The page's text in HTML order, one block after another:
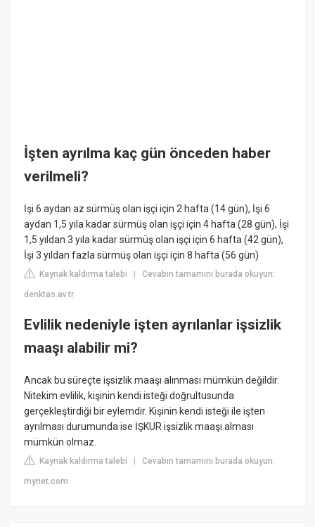
İşten ayrılma kaç gün önceden haber
verilmeli?
İşi 6 aydan az sürmüş olan işçi için 2 hafta (14 gün), İşi 6
aydan 1,5 yıla kadar sürmüş olan işçi için 4 hafta (28 gün), İşi
1,5 yıldan 3 yıla kadar sürmüş olan işçi için 6 hafta (42 gün),
İşi 3 yıldan fazla sürmüş olan işçi için 8 hafta (56 gün)
Kaynak kaldırma talebi |Cevabın tamamını burada okuyun:
denktas.av.tr
Evlilik nedeniyle işten ayrılanlar işsizlik
maaşı alabilir mi?
Ancak bu süreçte işsizlik maaşı alınması mümkün değildir.
Nitekim evlilik, kişinin kendi isteği doğrultusunda
gerçekleştirdiği bir eylemdir. Kişinin kendi isteği ile işten
ayrılması durumunda ise İŞKUR işsizlik maaşı alması
mümkün olmaz.
Kaynak kaldırma talebi |Cevabın tamamını burada okuyun:
mynet.com